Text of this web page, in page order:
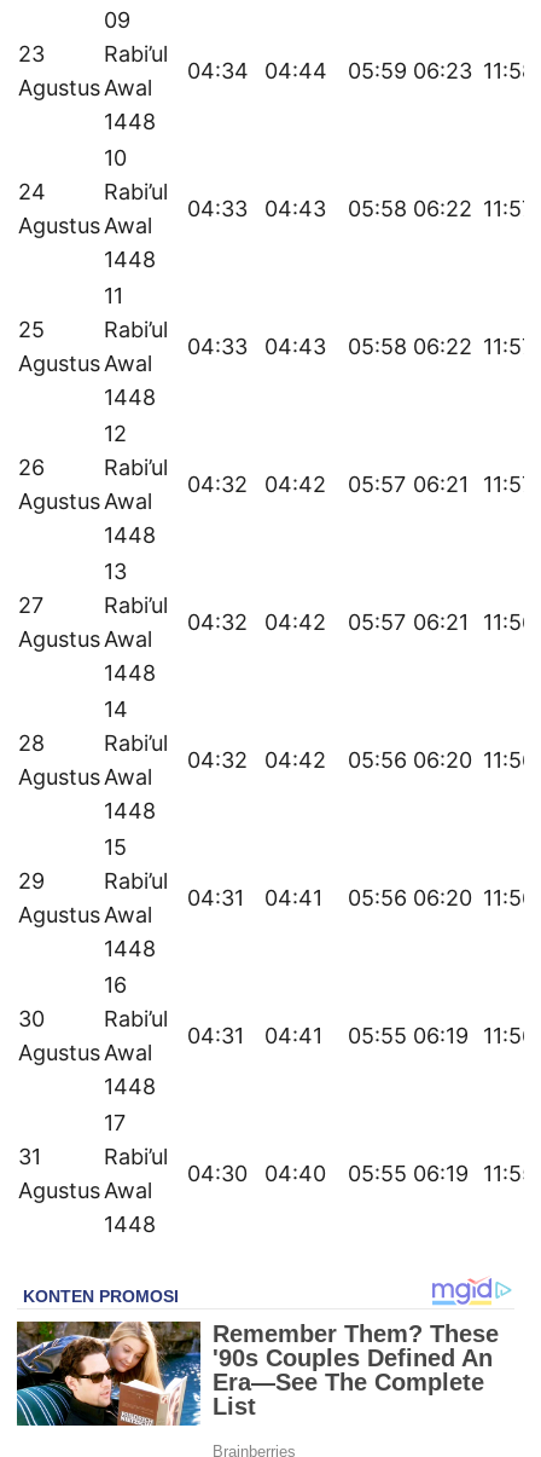
23
Agustus
09
Rabi’ul
Awal
1448
04:34 04:44 05:59 06:23 11:58
24
Agustus
10
Rabi’ul
Awal
1448
04:33 04:43 05:58 06:22 11:57
25
Agustus
11
Rabi’ul
Awal
1448
04:33 04:43 05:58 06:22 11:57
26
Agustus
12
Rabi’ul
Awal
1448
04:32 04:42 05:57 06:21 11:57
27
Agustus
13
Rabi’ul
Awal
1448
04:32 04:42 05:57 06:21 11:56
28
Agustus
14
Rabi’ul
Awal
1448
04:32 04:42 05:56 06:20 11:56
29
Agustus
15
Rabi’ul
Awal
1448
04:31 04:41 05:56 06:20 11:56
30
Agustus
16
Rabi’ul
Awal
1448
04:31 04:41 05:55 06:19 11:56
31
Agustus
17
Rabi’ul
Awal
1448
04:30 04:40 05:55 06:19 11:55